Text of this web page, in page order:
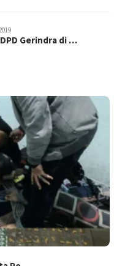
Gerindra di …